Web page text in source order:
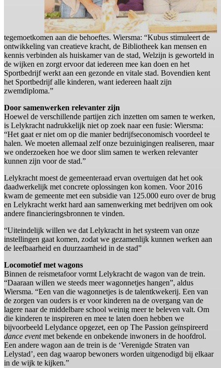
tegemoetkomen aan die behoeftes. Wiersma: “Kubus stimuleert de
ontwikkeling van creatieve kracht, de Bibliotheek kan mensen en
kennis verbinden als huiskamer van de stad, Welzijn is geworteld in
de wijken en zorgt ervoor dat iedereen mee kan doen en het
Sportbedrijf werkt aan een gezonde en vitale stad. Bovendien kent
het Sportbedrijf alle kinderen, want iedereen haalt zijn
zwemdiploma.”
Door samenwerken relevanter zijn
Hoewel de verschillende partijen zich inzetten om samen te werken,
is Lelykracht nadrukkelijk niet op zoek naar een fusie: Wiersma:
“Het gaat er niet om op die manier bedrijfseconomisch voordeel te
halen. We moeten allemaal zelf onze bezuinigingen realiseren, maar
we onderzoeken hoe we door slim samen te werken relevanter
kunnen zijn voor de stad.”
Lelykracht moest de gemeenteraad ervan overtuigen dat het ook
daadwerkelijk met concrete oplossingen kon komen. Voor 2016
kwam de gemeente met een subsidie van 125.000 euro over de brug
en Lelykracht werkt hard aan samenwerking met bedrijven om ook
andere financieringsbronnen te vinden.
“Uiteindelijk willen we dat Lelykracht in het systeem van onze
instellingen gaat komen, zodat we gezamenlijk kunnen werken aan
de leefbaarheid en duurzaamheid in de stad”
Locomotief met wagons
Binnen de reismetafoor vormt Lelykracht de wagon van de trein.
“Daaraan willen we steeds meer wagonnetjes hangen”, aldus
Wiersma. “Een van die wagonnetjes is de talentkwekerij. Een van
de zorgen van ouders is er voor kinderen na de overgang van de
lagere naar de middelbare school weinig meer te beleven valt. Om
die kinderen te inspireren en mee te laten doen hebben we
bijvoorbeeld Lelydance opgezet, een op The Passion geïnspireerd
dance eventmet bekende en onbekende inwoners in de hoofdrol.
Een andere wagon aan de trein is de ‘Verenigde Straten van
Lelystad’, een dag waarop bewoners worden uitgenodigd bij elkaar
in de wijk te kijken.”